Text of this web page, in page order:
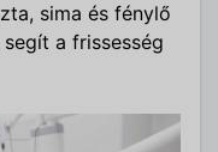
sima és fénylő
a frissesség